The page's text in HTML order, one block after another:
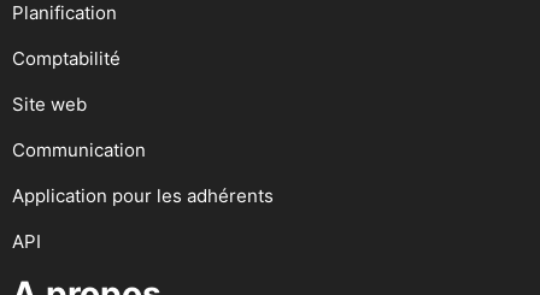
Planification
Comptabilité
Site web
Communication
Application pour les adhérents
API